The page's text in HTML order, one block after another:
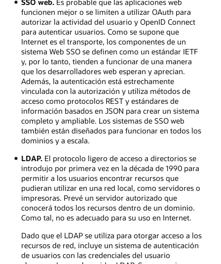
funcionen mejor o se limiten a utilizar OAuth para
autorizar la actividad del usuario y OpenID Connect
para autenticar usuarios. Como se supone que
Internet es el transporte, los componentes de un
sistema Web SSO se definen como un estándar IETF
y, por lo tanto, tienden a funcionar de una manera
que los desarrolladores web esperan y aprecian.
Además, la autenticación está estrechamente
vinculada con la autorización y utiliza métodos de
acceso como protocolos REST y estándares de
información basados en JSON para crear un sistema
completo y ampliable. Los sistemas de SSO web
también están diseñados para funcionar en todos los
dominios y a escala.
LDAP.El protocolo ligero de acceso a directorios se
introdujo por primera vez en la década de 1990 para
permitir a los usuarios encontrar recursos que
pudieran utilizar en una red local, como servidores o
impresoras. Prevé un servidor autorizado que
conocerá todos los recursos dentro de un dominio.
Como tal, no es adecuado para su uso en Internet.
Dado que el LDAP se utiliza para otorgar acceso a los
recursos de red, incluye un sistema de autenticación
de usuarios con las credenciales del usuario